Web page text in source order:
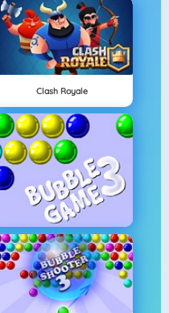
Clash Royale